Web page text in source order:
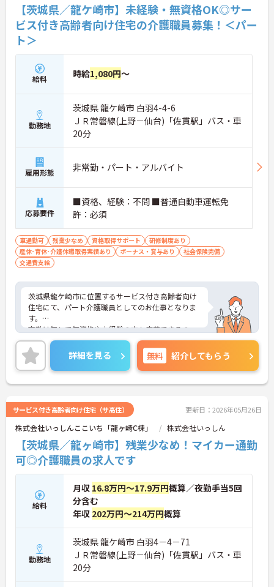
【茨城県／龍ケ崎市】未経験・無資格OK◎サー
ビス付き高齢者向け住宅の介護職員募集！＜パー
ト＞
給料 時給1,080円～
勤務地
茨城県 龍ケ崎市 白羽4-4-6
ＪＲ常磐線(上野－仙台)「佐貫駅」バス・車
20分
雇用形態 非常勤・パート・アルバイト
応募要件
■資格、経験：不問 ■普通自動車運転免
許：必須
車通勤可 残業少なめ 資格取得サポート
研修制度あり
産休･育休･介護休暇取得実績あり
ボーナス・賞与あり
社会保険完備
交通費支給
茨城県龍ケ崎市に位置するサービス付き高齢者向け
住宅にて、パート介護職員としてのお仕事となりま
す。
夜勤は無しで無資格や未経験の方も応募できるの
で、これから介護職を始めてみたいという方にお勧
めの求人となっております◎
ご興味ある方は面接ポイントをお伝えしますので、
お気軽にお問い合わせください♪
詳細を見る 無料 紹介してもらう
サービス付き高齢者向け住宅（サ高住） 更新日：2026年05月26日
株式会社いっしんここいち「龍ヶ崎C棟」 株式会社いっしん
【茨城県／龍ヶ崎市】残業少なめ！マイカー通勤
可◎介護職員の求人です
給料
月収 16.8万円～17.9万円概算／夜勤手当5回
分含む
年収 202万円～214万円概算
勤務地
茨城県 龍ケ崎市 白羽4－4－71
ＪＲ常磐線(上野－仙台)「佐貫駅」バス・車
20分